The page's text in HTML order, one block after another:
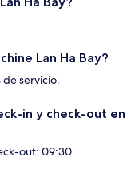
Lan Ha Bay?
de servicio.
in y check-out en
out: 09:30.